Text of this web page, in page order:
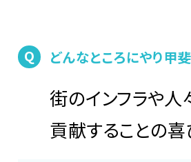
Q どんなところにやり甲
街のインフラや人
貢献することの